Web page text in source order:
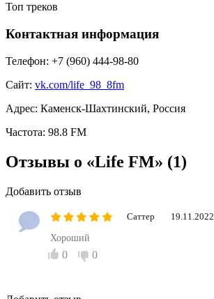
Топ треков
Контактная информация
Телефон: +7 (960) 444-98-80
Сайт: vk.com/life_98_8fm
Адрес: Каменск-Шахтинский, Россия
Частота: 98.8 FM
Отзывы о «Life FM» (1)
Добавить отзыв
Саттер 19.11.2022
Хороший
0 0